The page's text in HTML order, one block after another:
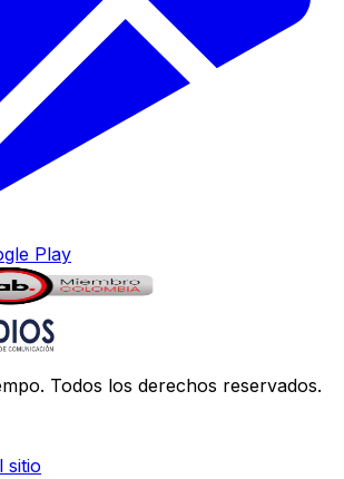
Play
. Todos los derechos reservados.
sitio